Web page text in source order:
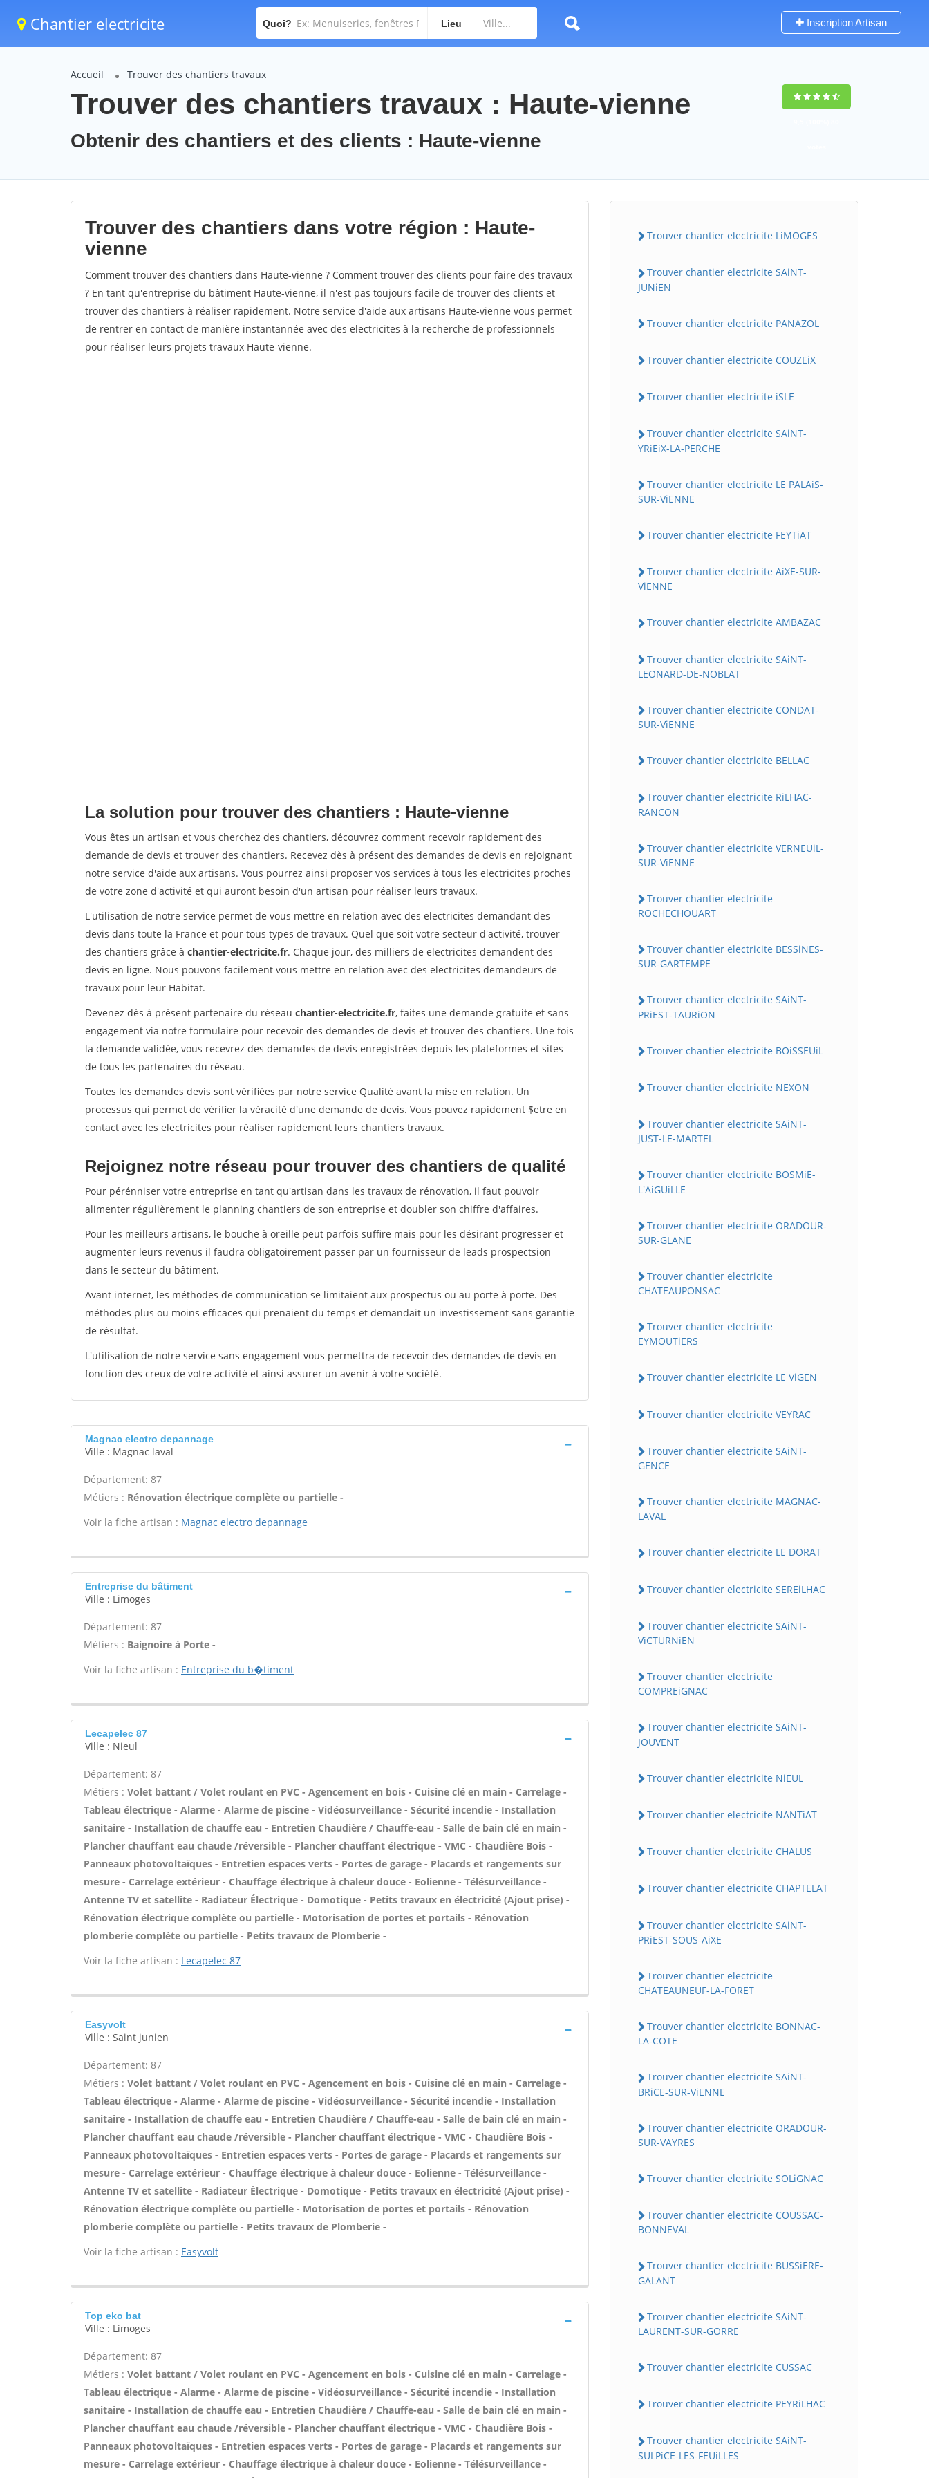
Chantier electricite Quoi? Lieu Inscription Artisan
Accueil Trouver des chantiers travaux
Trouver des chantiers travaux : Haute-vienne
Obtenir des chantiers et des clients : Haute-vienne
Trouver des chantiers dans votre région : Haute-
vienne
Comment trouver des chantiers dans Haute-vienne ? Comment trouver des clients pour faire des travaux
? En tant qu'entreprise du bâtiment Haute-vienne, il n'est pas toujours facile de trouver des clients et
trouver des chantiers à réaliser rapidement. Notre service d'aide aux artisans Haute-vienne vous permet
de rentrer en contact de manière instantannée avec des electricites à la recherche de professionnels
pour réaliser leurs projets travaux Haute-vienne.
La solution pour trouver des chantiers : Haute-vienne
Vous êtes un artisan et vous cherchez des chantiers, découvrez comment recevoir rapidement des
demande de devis et trouver des chantiers. Recevez dès à présent des demandes de devis en rejoignant
notre service d'aide aux artisans. Vous pourrez ainsi proposer vos services à tous les electricites proches
de votre zone d'activité et qui auront besoin d'un artisan pour réaliser leurs travaux.
L'utilisation de notre service permet de vous mettre en relation avec des electricites demandant des
devis dans toute la France et pour tous types de travaux. Quel que soit votre secteur d'activité, trouver
des chantiers grâce à chantier-electricite.fr. Chaque jour, des milliers de electricites demandent des
devis en ligne. Nous pouvons facilement vous mettre en relation avec des electricites demandeurs de
travaux pour leur Habitat.
Devenez dès à présent partenaire du réseau chantier-electricite.fr, faites une demande gratuite et sans
engagement via notre formulaire pour recevoir des demandes de devis et trouver des chantiers. Une fois
la demande validée, vous recevrez des demandes de devis enregistrées depuis les plateformes et sites
de tous les partenaires du réseau.
Toutes les demandes devis sont vérifiées par notre service Qualité avant la mise en relation. Un
processus qui permet de vérifier la véracité d'une demande de devis. Vous pouvez rapidement $etre en
contact avec les electricites pour réaliser rapidement leurs chantiers travaux.
Rejoignez notre réseau pour trouver des chantiers de qualité
Pour pérénniser votre entreprise en tant qu'artisan dans les travaux de rénovation, il faut pouvoir
alimenter régulièrement le planning chantiers de son entreprise et doubler son chiffre d'affaires.
Pour les meilleurs artisans, le bouche à oreille peut parfois suffire mais pour les désirant progresser et
augmenter leurs revenus il faudra obligatoirement passer par un fournisseur de leads prospectsion
dans le secteur du bâtiment.
Avant internet, les méthodes de communication se limitaient aux prospectus ou au porte à porte. Des
méthodes plus ou moins efficaces qui prenaient du temps et demandait un investissement sans garantie
de résultat.
L'utilisation de notre service sans engagement vous permettra de recevoir des demandes de devis en
fonction des creux de votre activité et ainsi assurer un avenir à votre société.
Magnac electro depannage
Ville : Magnac laval
Département: 87
Métiers : Rénovation électrique complète ou partielle -
Voir la fiche artisan : Magnac electro depannage
Entreprise du bâtiment
Ville : Limoges
Département: 87
Métiers : Baignoire à Porte -
Voir la fiche artisan : Entreprise du b�timent
Lecapelec 87
Ville : Nieul
Département: 87
Métiers : Volet battant / Volet roulant en PVC - Agencement en bois - Cuisine clé en main - Carrelage -
Tableau électrique - Alarme - Alarme de piscine - Vidéosurveillance - Sécurité incendie - Installation
sanitaire - Installation de chauffe eau - Entretien Chaudière / Chauffe-eau - Salle de bain clé en main -
Plancher chauffant eau chaude /réversible - Plancher chauffant électrique - VMC - Chaudière Bois -
Panneaux photovoltaïques - Entretien espaces verts - Portes de garage - Placards et rangements sur
mesure - Carrelage extérieur - Chauffage électrique à chaleur douce - Eolienne - Télésurveillance -
Antenne TV et satellite - Radiateur Électrique - Domotique - Petits travaux en électricité (Ajout prise) -
Rénovation électrique complète ou partielle - Motorisation de portes et portails - Rénovation
plomberie complète ou partielle - Petits travaux de Plomberie -
Voir la fiche artisan : Lecapelec 87
Easyvolt
Ville : Saint junien
Département: 87
Métiers : Volet battant / Volet roulant en PVC - Agencement en bois - Cuisine clé en main - Carrelage -
Tableau électrique - Alarme - Alarme de piscine - Vidéosurveillance - Sécurité incendie - Installation
sanitaire - Installation de chauffe eau - Entretien Chaudière / Chauffe-eau - Salle de bain clé en main -
Plancher chauffant eau chaude /réversible - Plancher chauffant électrique - VMC - Chaudière Bois -
Panneaux photovoltaïques - Entretien espaces verts - Portes de garage - Placards et rangements sur
mesure - Carrelage extérieur - Chauffage électrique à chaleur douce - Eolienne - Télésurveillance -
Antenne TV et satellite - Radiateur Électrique - Domotique - Petits travaux en électricité (Ajout prise) -
Rénovation électrique complète ou partielle - Motorisation de portes et portails - Rénovation
plomberie complète ou partielle - Petits travaux de Plomberie -
Voir la fiche artisan : Easyvolt
Top eko bat
Ville : Limoges
Département: 87
Métiers : Volet battant / Volet roulant en PVC - Agencement en bois - Cuisine clé en main - Carrelage -
Tableau électrique - Alarme - Alarme de piscine - Vidéosurveillance - Sécurité incendie - Installation
sanitaire - Installation de chauffe eau - Entretien Chaudière / Chauffe-eau - Salle de bain clé en main -
Plancher chauffant eau chaude /réversible - Plancher chauffant électrique - VMC - Chaudière Bois -
Panneaux photovoltaïques - Entretien espaces verts - Portes de garage - Placards et rangements sur
mesure - Carrelage extérieur - Chauffage électrique à chaleur douce - Eolienne - Télésurveillance -
Trouver chantier electricite LiMOGES
Trouver chantier electricite SAiNT-
JUNiEN
Trouver chantier electricite PANAZOL
Trouver chantier electricite COUZEiX
Trouver chantier electricite iSLE
Trouver chantier electricite SAiNT-
YRiEiX-LA-PERCHE
Trouver chantier electricite LE PALAiS-
SUR-ViENNE
Trouver chantier electricite FEYTiAT
Trouver chantier electricite AiXE-SUR-
ViENNE
Trouver chantier electricite AMBAZAC
Trouver chantier electricite SAiNT-
LEONARD-DE-NOBLAT
Trouver chantier electricite CONDAT-
SUR-ViENNE
Trouver chantier electricite BELLAC
Trouver chantier electricite RiLHAC-
RANCON
Trouver chantier electricite VERNEUiL-
SUR-ViENNE
Trouver chantier electricite
ROCHECHOUART
Trouver chantier electricite BESSiNES-
SUR-GARTEMPE
Trouver chantier electricite SAiNT-
PRiEST-TAURiON
Trouver chantier electricite BOiSSEUiL
Trouver chantier electricite NEXON
Trouver chantier electricite SAiNT-
JUST-LE-MARTEL
Trouver chantier electricite BOSMiE-
L'AiGUiLLE
Trouver chantier electricite ORADOUR-
SUR-GLANE
Trouver chantier electricite
CHATEAUPONSAC
Trouver chantier electricite
EYMOUTiERS
Trouver chantier electricite LE ViGEN
Trouver chantier electricite VEYRAC
Trouver chantier electricite SAiNT-
GENCE
Trouver chantier electricite MAGNAC-
LAVAL
Trouver chantier electricite LE DORAT
Trouver chantier electricite SEREiLHAC
Trouver chantier electricite SAiNT-
ViCTURNiEN
Trouver chantier electricite
COMPREiGNAC
Trouver chantier electricite SAiNT-
JOUVENT
Trouver chantier electricite NiEUL
Trouver chantier electricite NANTiAT
Trouver chantier electricite CHALUS
Trouver chantier electricite CHAPTELAT
Trouver chantier electricite SAiNT-
PRiEST-SOUS-AiXE
Trouver chantier electricite
CHATEAUNEUF-LA-FORET
Trouver chantier electricite BONNAC-
LA-COTE
Trouver chantier electricite SAiNT-
BRiCE-SUR-ViENNE
Trouver chantier electricite ORADOUR-
SUR-VAYRES
Trouver chantier electricite SOLiGNAC
Trouver chantier electricite COUSSAC-
BONNEVAL
Trouver chantier electricite BUSSiERE-
GALANT
Trouver chantier electricite SAiNT-
LAURENT-SUR-GORRE
Trouver chantier electricite CUSSAC
Trouver chantier electricite PEYRiLHAC
Trouver chantier electricite SAiNT-
SULPiCE-LES-FEUiLLES